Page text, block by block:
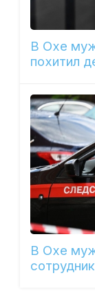
В Охе
похитил
В Охе